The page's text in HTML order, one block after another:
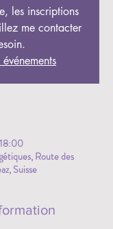
les inscriptions
me contacter
Route des
Suisse